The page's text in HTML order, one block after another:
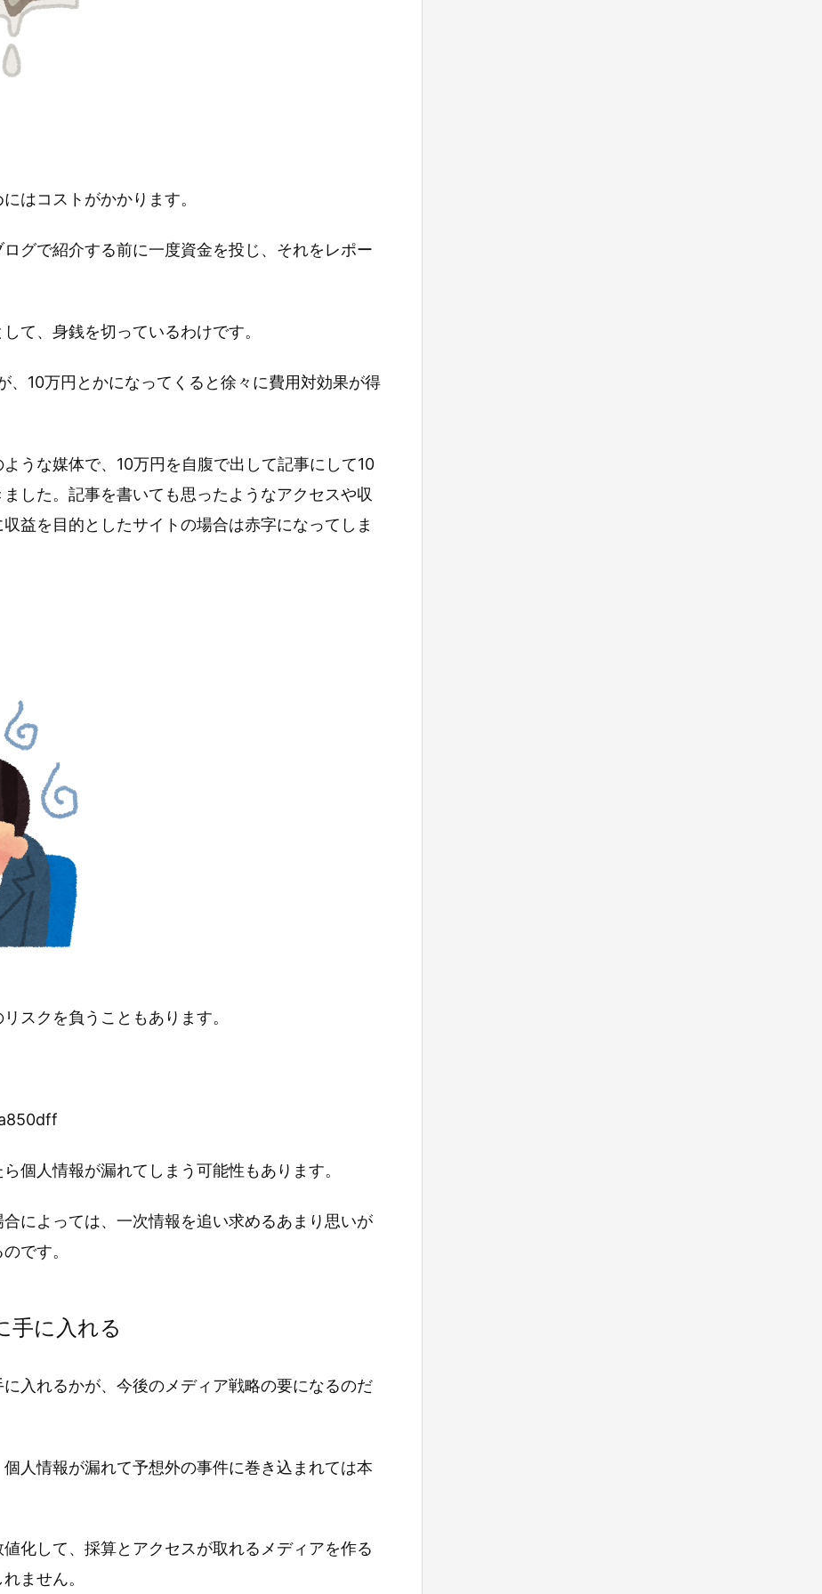
はコストがかかります。
グで紹介する前に一度資金を投じ、それをレポー
て、身銭を切っているわけです。
、10万円とかになってくると徐々に費用対効果が得
うな媒体で、10万円を自腹で出して記事にして10
した。記事を書いても思ったようなアクセスや収
益を目的としたサイトの場合は赤字になってしま
スクを負うこともあります。
個人情報が漏れてしまう可能性もあります。
によっては、一次情報を追い求めるあまり思いが
です。
手に入れる
入れるかが、今後のメディア戦略の要になるのだ
人情報が漏れて予想外の事件に巻き込まれては本
化して、採算とアクセスが取れるメディアを作る
ません。